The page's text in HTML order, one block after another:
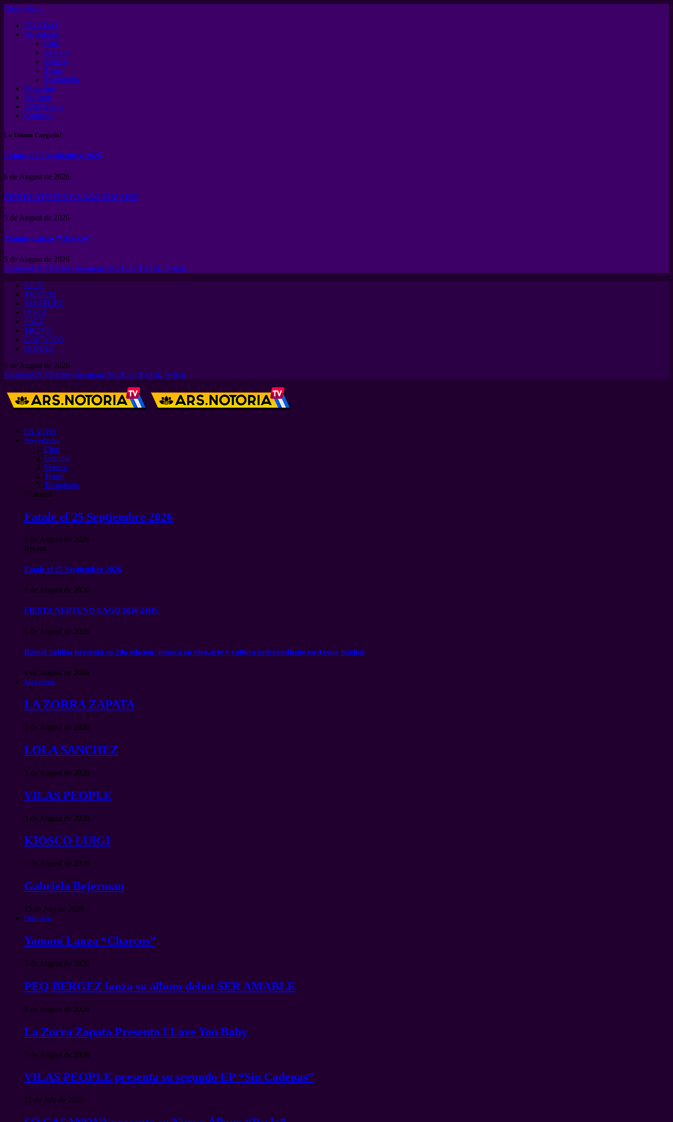
Close Menu
EN VIVO
Novedades
Cine
Eventos
Musica
Teatro
Tecnología
Magazine
Difusion
ARSNotoria
Contacto
Lo Ultimo Cargado!
Fatale el 25 Septiembre 2026
6 de August de 2026
FIESTA NEPTUNO 6 AGO 2026 21HS
5 de August de 2026
Yamaní Lanza “Charcos”
5 de August de 2026
Facebook X (Twitter) InstagramYouTube TikTok Twitch
KICK
TWITCH
YOUTUBE
INSTA
FACE
TROVO
CAFECITO
DONAR
9 de August de 2026
Facebook X (Twitter) InstagramYouTube TikTok Twitch
EN VIVO
Novedades
Cine
Eventos
Musica
Teatro
Tecnología
Featured
Fatale el 25 Septiembre 2026
6 de August de 2026
Recent
Fatale el 25 Septiembre 2026
6 de August de 2026
FIESTA NEPTUNO 6 AGO 2026 21HS
5 de August de 2026
Ramal Saldías presenta su 2da edición: música en vivo,arte y cultura independiente en Arena Saldías
4 de August de 2026
Magazine
LA ZORRA ZAPATA
3 de August de 2026
LOLA SANCHEZ
3 de August de 2026
VILAS PEOPLE
3 de August de 2026
KIOSCO LUIGI
3 de August de 2026
Gabriela Bejerman
15 de July de 2026
Difusion
Yamaní Lanza “Charcos”
5 de August de 2026
PEQ BERGEZ lanza su álbum debut SER AMABLE
5 de August de 2026
La Zorra Zapata Presenta I Love You Baby
3 de August de 2026
VILAS PEOPLE presenta su segundo EP “Sin Cadenas”
27 de July de 2026